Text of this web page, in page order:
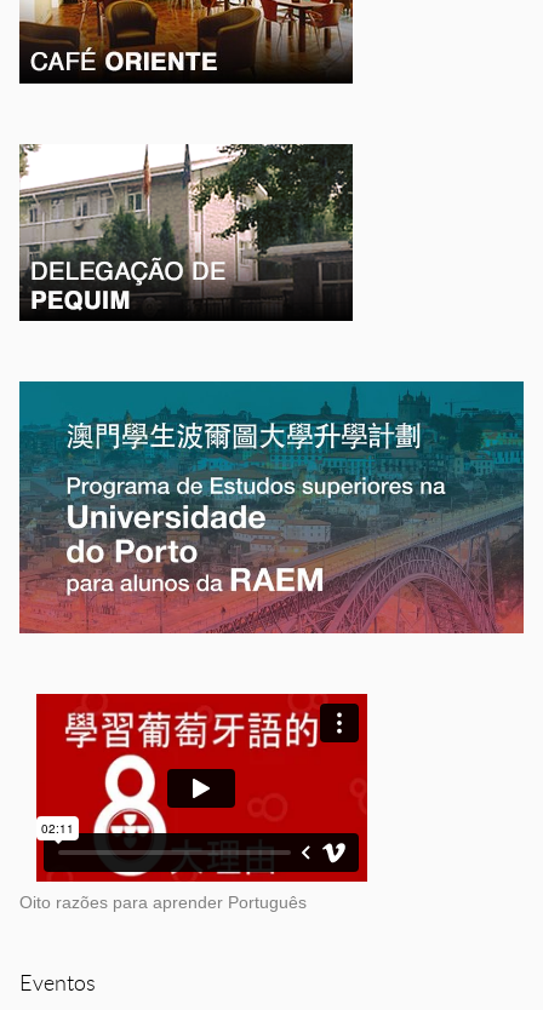
Oito razões para aprender Português
Eventos